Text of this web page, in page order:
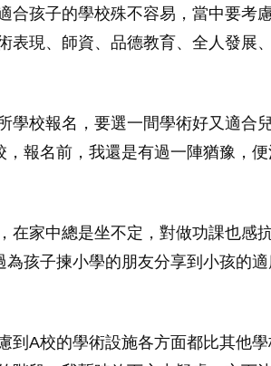
合孩子的學校殊不容易，當中要考
現、師資、品德教育、全人發展、
校報名，要選一間學術好又適合
報名前，我還是有過一陣猶豫，
在家中總是坐不定，對做功課也感
孩子揀小學的朋友分享到小孩的適
到A校的學術設施各方面都比其他